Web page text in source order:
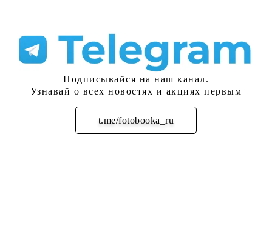
Подписывайся на наш канал.
Узнавай о всех новостях и акциях первым
t.me/fotobooka_ru
Подписаться